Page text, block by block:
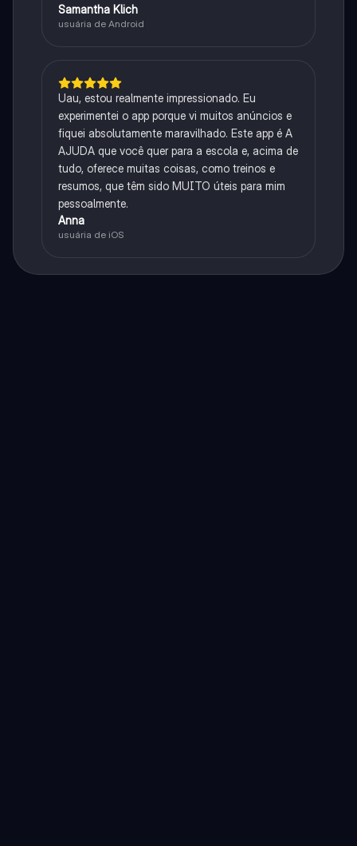
Samantha Klich
usuária de Android
Uau, estou realmente impressionado. Eu
experimentei o app porque vi muitos anúncios e
fiquei absolutamente maravilhado. Este app é A
AJUDA que você quer para a escola e, acima de
tudo, oferece muitas coisas, como treinos e
resumos, que têm sido MUITO úteis para mim
pessoalmente.
Anna
usuária de iOS